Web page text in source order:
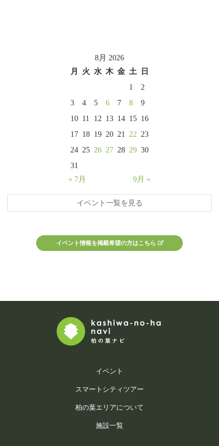
8月 2026
月
火 水 木 金 土
日
1
2
3
4 5 6 7 8
9
10 11 12 13 14 15 16
17 18 19 20 21 22 23
24 25 26 27 28 29 30
31
« 7月
9月 »
イベント一覧を見る
イベント情報を掲載希望の方はこちら
イベント
スマートシティツアー
柏の葉エリアについて
施設一覧